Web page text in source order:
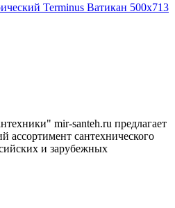
Terminus Ватикан 500х713
mir-santeh.ru предлагает
ассортимент сантехнического
и зарубежных